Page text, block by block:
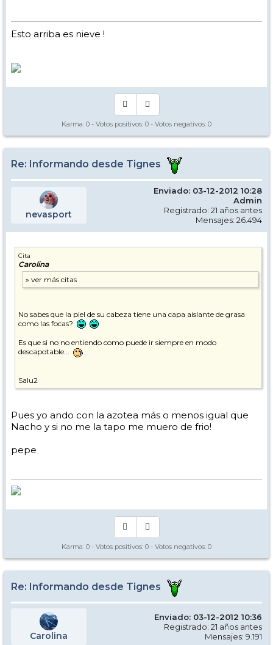
Esto arriba es nieve !
Karma: 0 - Votos positivos: 0 - Votos negativos: 0
Re: Informando desde Tignes
nevasport
Enviado: 03-12-2012 10:28
Admin
Registrado: 21 años antes
Mensajes: 26.494
Cita
Carolina
No sabes que la piel de su cabeza tiene una capa aislante de grasa
como las focas?
Es que si no no entiendo como puede ir siempre en modo
descapotable...
Salu2
Pues yo ando con la azotea más o menos igual que
Nacho y si no me la tapo me muero de frio!
pepe
Karma: 0 - Votos positivos: 0 - Votos negativos: 0
Re: Informando desde Tignes
Carolina
Enviado: 03-12-2012 10:36
Registrado: 21 años antes
Mensajes: 9.191